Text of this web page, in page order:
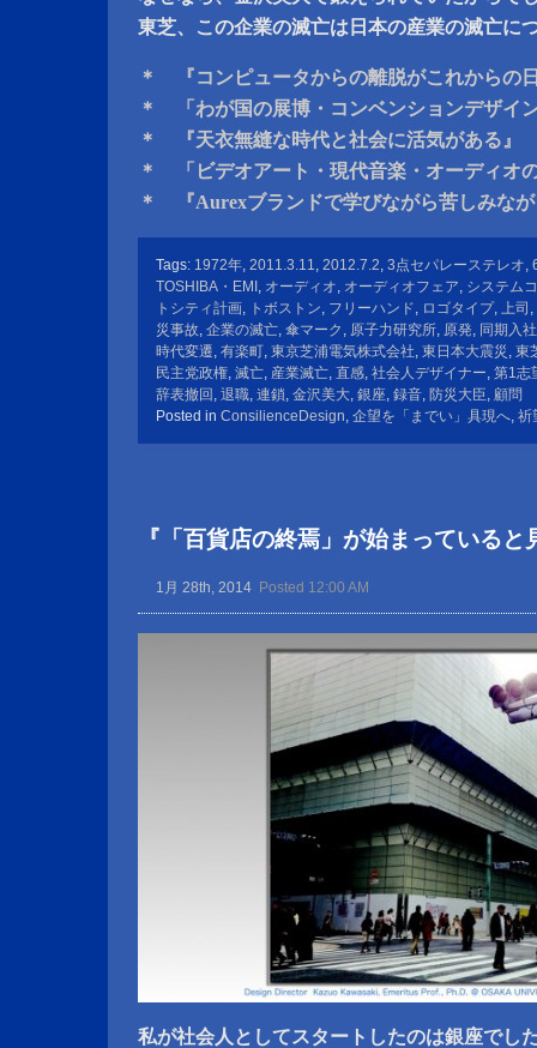
東芝、この企業の滅亡は日本の産業の滅亡に
＊ 『コンピュータからの離脱がこれからの
＊ 「わが国の展博・コンベンションデザイ
＊ 『天衣無縫な時代と社会に活気がある』
＊ 「ビデオアート・現代音楽・オーディオ
＊ 『Aurexブランドで学びながら苦しみな
Tags: 1972年, 2011.3.11, 2012.7.2, 3点セパレーステレオ,
TOSHIBA・EMI , オーディオ, オーディオフェア, システム
トシティ計画, トボストン, フリーハンド, ロゴタイプ, 上司 ,
災事故, 企業の滅亡, 傘マーク , 原子力研究所, 原発, 同期入社
時代変遷, 有楽町, 東京芝浦電気株式会社, 東日本大震災 , 東
民主党政権, 滅亡, 産業滅亡, 直感, 社会人デザイナー, 第1志
辞表撤回 , 退職, 連鎖, 金沢美大, 銀座, 録音, 防災大臣, 顧問
Posted in ConsilienceDesign, 企望を「までい」具現へ, 祈
『「百貨店の終焉」が始まっていると
1月 28th, 2014 Posted 12:00 AM
私が社会人としてスタートしたのは銀座でし